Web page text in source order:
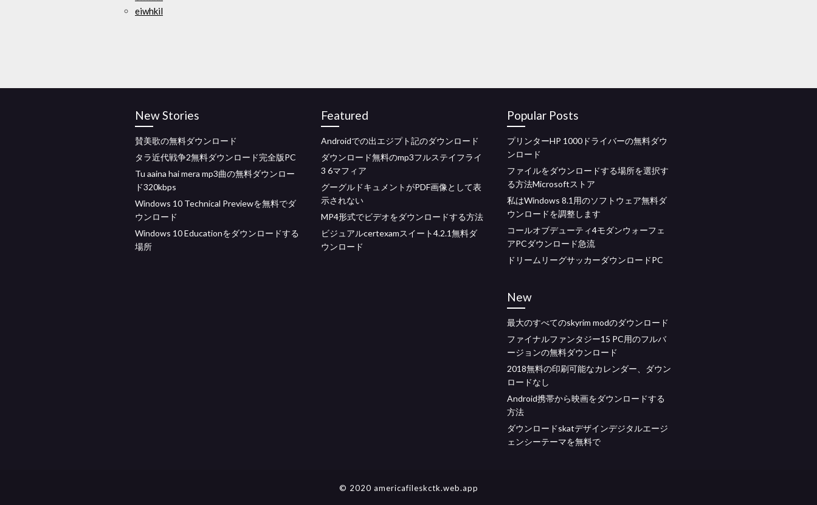
eiwhkil
New Stories
賛美歌の無料ダウンロード
タラ近代戦争2無料ダウンロード完全版PC
Tu aaina hai mera mp3曲の無料ダウンロー
ド320kbps
Windows 10 Technical Previewを無料でダ
ウンロード
Windows 10 Educationをダウンロードする
場所
Featured
Androidでの出エジプト記のダウンロード
ダウンロード無料のmp3フルステイフライ
3 6マフィア
グーグルドキュメントがPDF画像として表
示されない
MP4形式でビデオをダウンロードする方法
ビジュアルcertexamスイート4.2.1無料ダ
ウンロード
Popular Posts
プリンターHP 1000ドライバーの無料ダウ
ンロード
ファイルをダウンロードする場所を選択す
る方法Microsoftストア
私はWindows 8.1用のソフトウェア無料ダ
ウンロードを調整します
コールオブデューティ4モダンウォーフェ
アPCダウンロード急流
ドリームリーグサッカーダウンロードPC
New
最大のすべてのskyrim modのダウンロード
ファイナルファンタジー15 PC用のフルバ
ージョンの無料ダウンロード
2018無料の印刷可能なカレンダー、ダウン
ロードなし
Android携帯から映画をダウンロードする
方法
ダウンロードskatデザインデジタルエージ
ェンシーテーマを無料で
© 2020 americafileskctk.web.app